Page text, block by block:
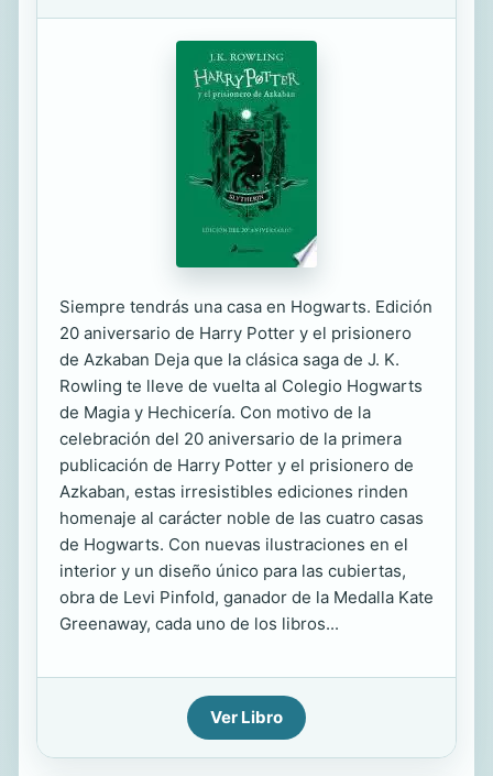
Siempre tendrás una casa en Hogwarts. Edición
20 aniversario de Harry Potter y el prisionero
de Azkaban Deja que la clásica saga de J. K.
Rowling te lleve de vuelta al Colegio Hogwarts
de Magia y Hechicería. Con motivo de la
celebración del 20 aniversario de la primera
publicación de Harry Potter y el prisionero de
Azkaban, estas irresistibles ediciones rinden
homenaje al carácter noble de las cuatro casas
de Hogwarts. Con nuevas ilustraciones en el
interior y un diseño único para las cubiertas,
obra de Levi Pinfold, ganador de la Medalla Kate
Greenaway, cada uno de los libros...
Ver Libro